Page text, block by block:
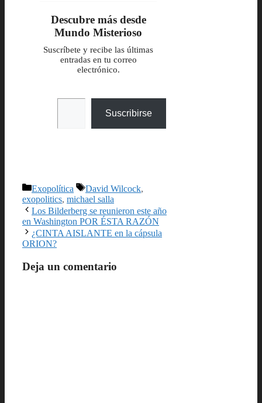
Descubre más desde
Mundo Misterioso
Suscríbete y recibe las últimas
entradas en tu correo
electrónico.
Escribe tu correo electrónico…
Suscribirse
Categorías
Exopolítica Etiquetas
David Wilcock,
exopolitics, michael salla
Los Bilderberg se reunieron este año
en Washington POR ÉSTA RAZÓN
¿CINTA AISLANTE en la cápsula
ORION?
Deja un comentario